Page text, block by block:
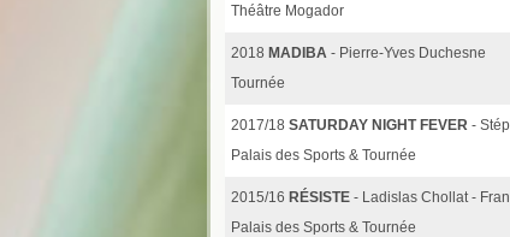
Théâtre Mogador
2018 MADIBA - Pierre-Yves Duchesne
Tournée
2017/18 SATURDAY NIGHT FEVER -
Palais des Sports & Tournée
2015/16 RÉSISTE - Ladislas Chollat -
Palais des Sports & Tournée